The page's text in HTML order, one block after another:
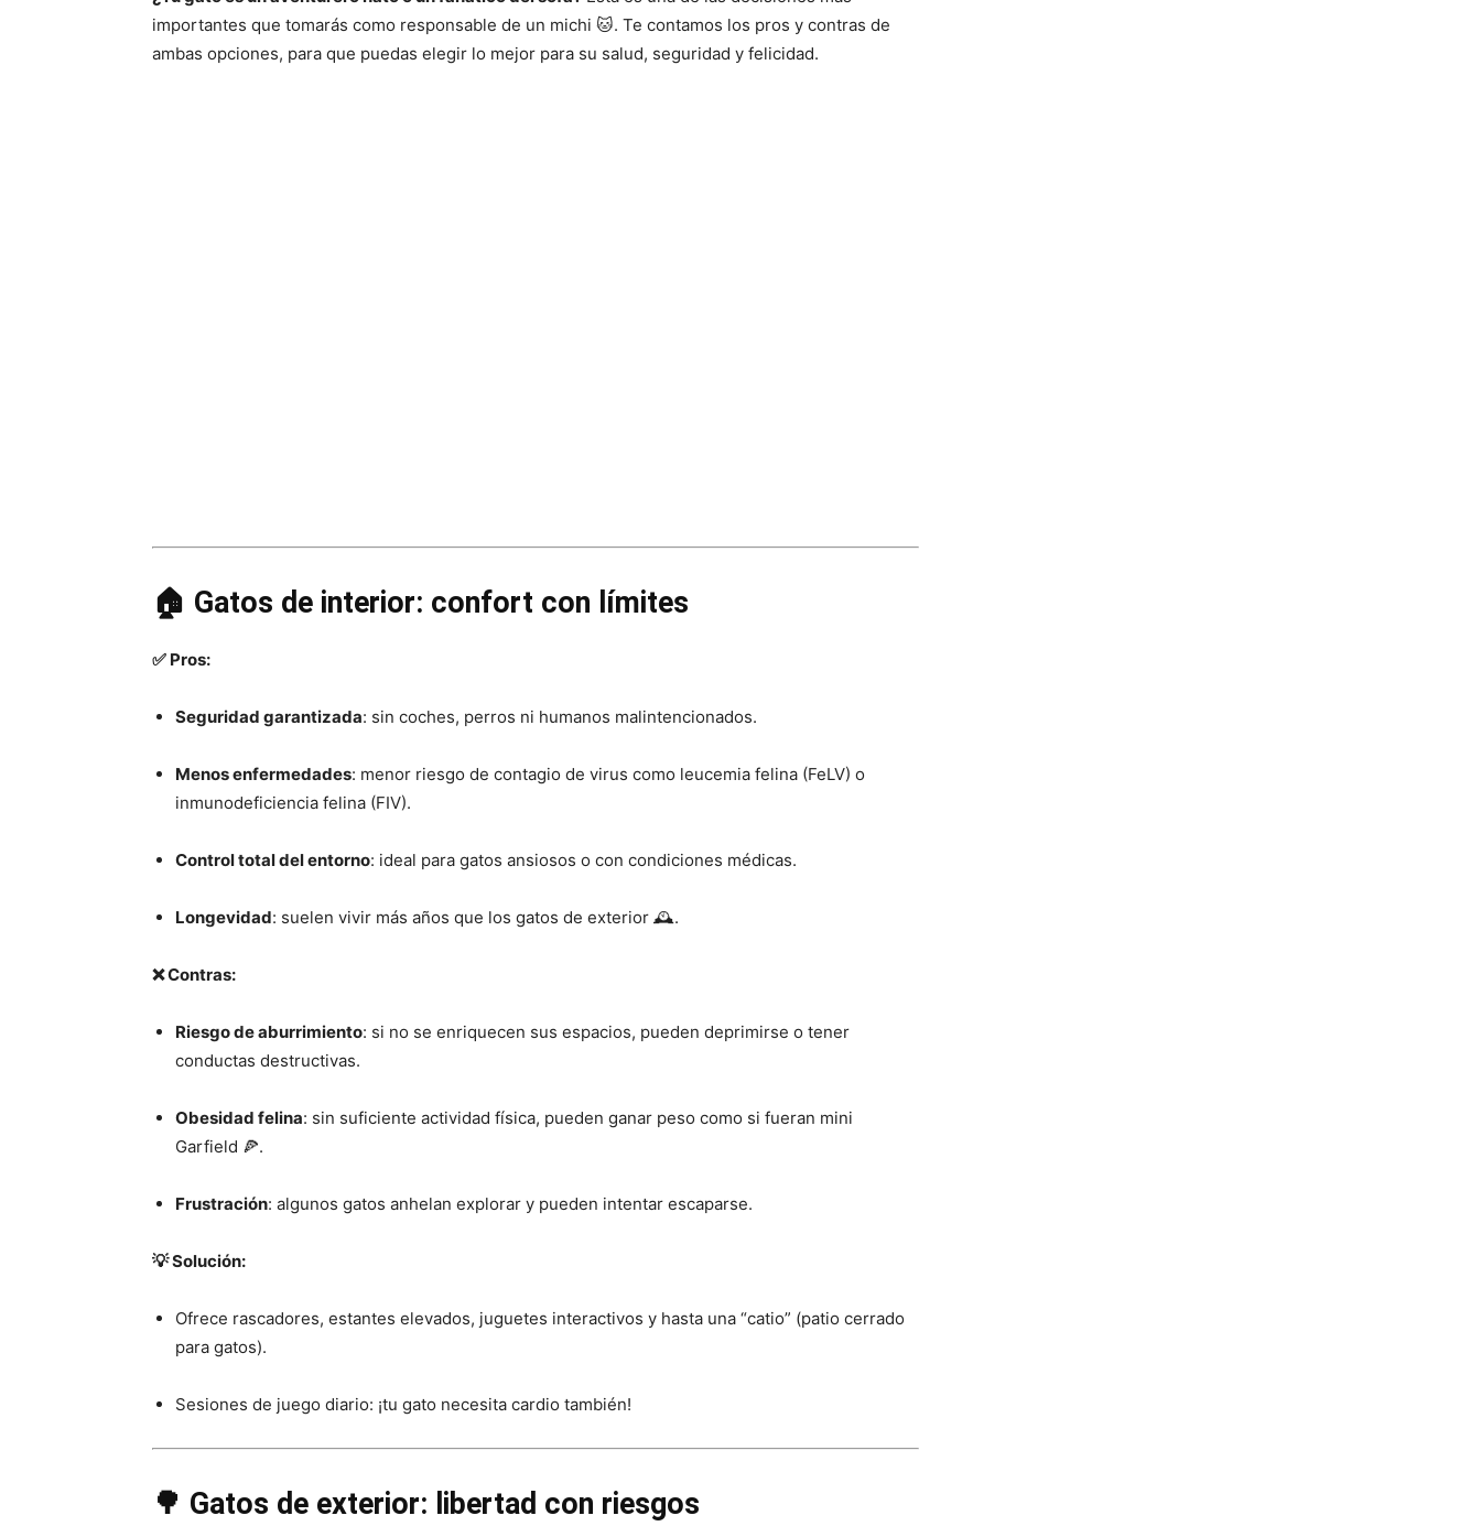
Gatos
importantes que tomarás como responsable de un michi 🐱. Te contamos los pros y contras de
ambas opciones, para que puedas elegir lo mejor para su salud, seguridad y felicidad.
🏠 Gatos de interior: confort con límites
✅ Pros:
Seguridad garantizada: sin coches, perros ni humanos malintencionados.
Menos enfermedades: menor riesgo de contagio de virus como leucemia felina (FeLV) o
inmunodeficiencia felina (FIV).
Control total del entorno: ideal para gatos ansiosos o con condiciones médicas.
Longevidad: suelen vivir más años que los gatos de exterior 🕰️.
❌ Contras:
Riesgo de aburrimiento: si no se enriquecen sus espacios, pueden deprimirse o tener
conductas destructivas.
Obesidad felina: sin suficiente actividad física, pueden ganar peso como si fueran mini
Garfield 🍕.
Frustración: algunos gatos anhelan explorar y pueden intentar escaparse.
💡 Solución:
Ofrece rascadores, estantes elevados, juguetes interactivos y hasta una “catio” (patio cerrado
para gatos).
Sesiones de juego diario: ¡tu gato necesita cardio también!
🌳 Gatos de exterior: libertad con riesgos